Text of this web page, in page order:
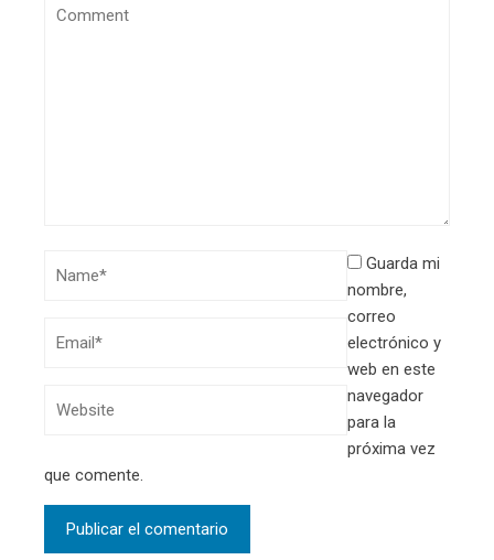
Guarda mi
nombre,
correo
electrónico y
web en este
navegador
para la
próxima vez
que comente.